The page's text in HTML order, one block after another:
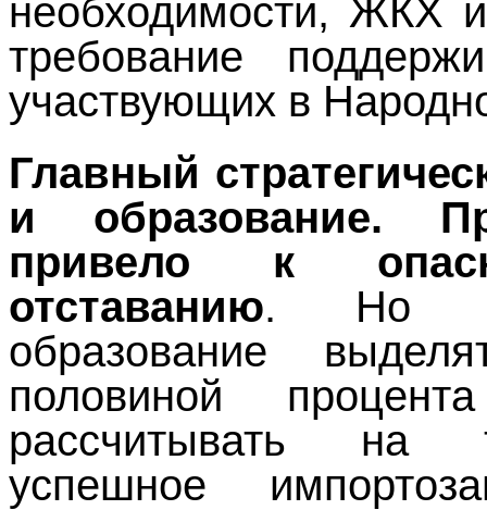
необходимости, ЖКХ
требование
участвующих в
Главный
и образование.
привело к
отставанию. Но
образование
половиной
рассчитывать на
успешное